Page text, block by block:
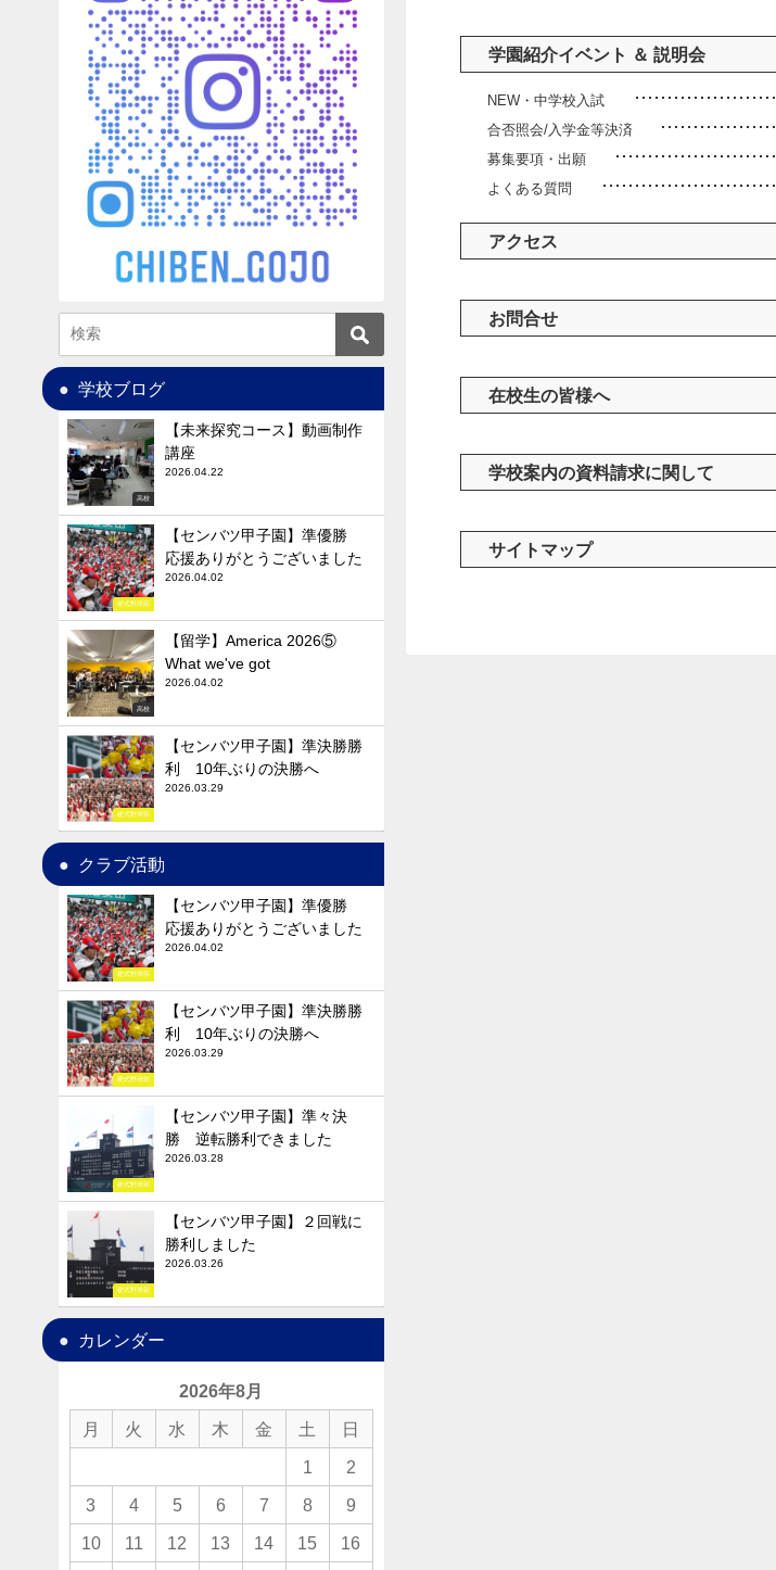
学園紹介イベント ＆ 説明会
NEW・中学校入試
合否照会/入学金等決済
募集要項・出願
よくある質問
アクセス
お問合せ
在校生の皆様へ
学校案内の資料請求に関して
サイトマップ
学校ブログ
高校
【未来探究コース】動画制作
講座
2026.04.22
硬式野球部
【センバツ甲子園】準優勝
応援ありがとうございました
2026.04.02
高校
【留学】America 2026⑤
What we've got
2026.04.02
硬式野球部
【センバツ甲子園】準決勝勝
利 10年ぶりの決勝へ
2026.03.29
クラブ活動
硬式野球部
【センバツ甲子園】準優勝
応援ありがとうございました
2026.04.02
硬式野球部
【センバツ甲子園】準決勝勝
利 10年ぶりの決勝へ
2026.03.29
硬式野球部
【センバツ甲子園】準々決
勝 逆転勝利できました
2026.03.28
硬式野球部
【センバツ甲子園】２回戦に
勝利しました
2026.03.26
カレンダー
2026年8月
月 火 水 木 金 土 日
1 2
3 4 5 6 7 8 9
10 11 12 13 14 15 16